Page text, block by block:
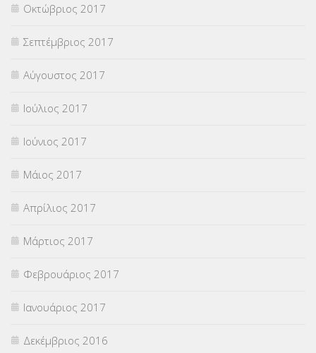
Οκτώβριος 2017
Σεπτέμβριος 2017
Αύγουστος 2017
Ιούλιος 2017
Ιούνιος 2017
Μάιος 2017
Απρίλιος 2017
Μάρτιος 2017
Φεβρουάριος 2017
Ιανουάριος 2017
Δεκέμβριος 2016